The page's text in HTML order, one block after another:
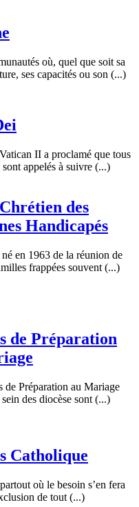
où, quel que soit sa
ses capacités ou son (...)
II a proclamé que tous
sont appelés à suivre (...)
des
Handicapés
en 1963 de la réunion de
frappées souvent (...)
de Préparation
de Préparation au Mariage
des diocèse sont (...)
Catholique
où le besoin s’en fera
de tout (...)